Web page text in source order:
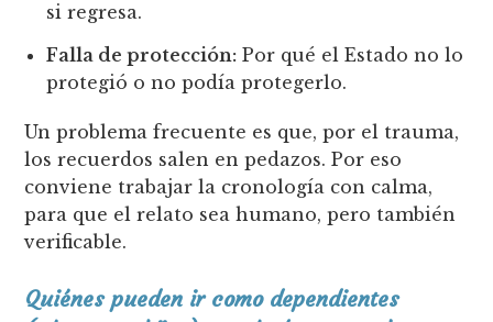
si regresa.
Falla de protección: Por qué el Estado no lo
protegió o no podía protegerlo.
Un problema frecuente es que, por el trauma,
los recuerdos salen en pedazos. Por eso
conviene trabajar la cronología con calma,
para que el relato sea humano, pero también
verificable.
Quiénes pueden ir como dependientes